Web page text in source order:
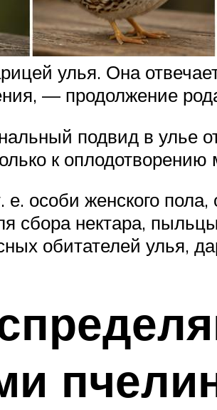
улья. Она
— продолжение
подвид в улье
к оплодотворению
особи женского
сбора нектара,
обитателей улья,